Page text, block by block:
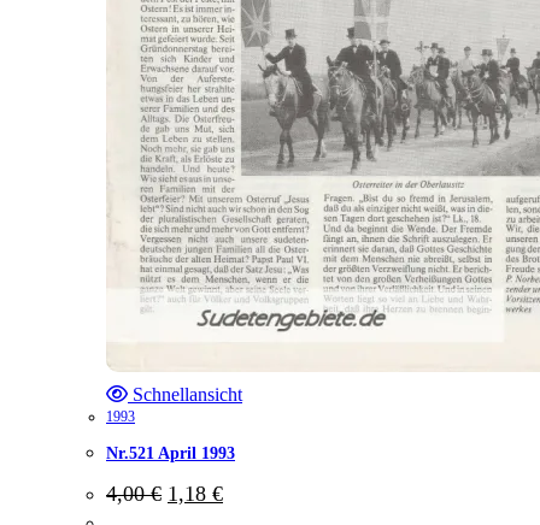
Schnellansicht
1993
Nr.521 April 1993
4,00€ Ursprünglicher
Preis
1,18 €Aktueller
Preis